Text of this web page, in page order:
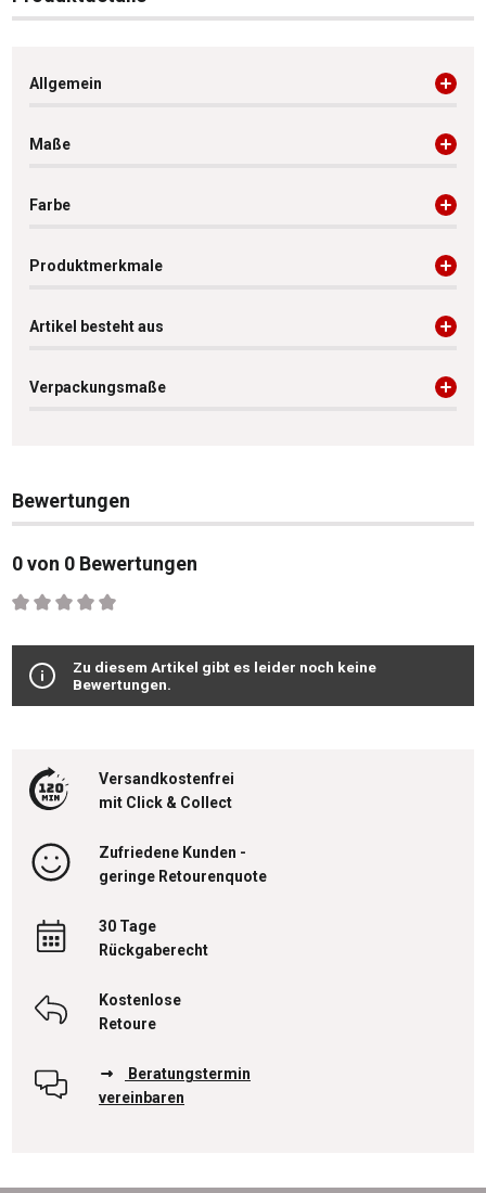
Allgemein
Maße
Farbe
Produktmerkmale
Artikel besteht aus
Verpackungsmaße
Bewertungen
0 von 0 Bewertungen
Durchschnittliche Bewertung von 0 von 5 Sternen
Zu diesem Artikel gibt es leider noch keine
Bewertungen.
Versandkostenfrei
mit Click & Collect
Zufriedene Kunden -
geringe Retourenquote
30 Tage
Rückgaberecht
Kostenlose
Retoure
Beratungstermin
vereinbaren